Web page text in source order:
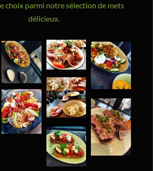
choix parmi notre sélection de mets
délicieux.